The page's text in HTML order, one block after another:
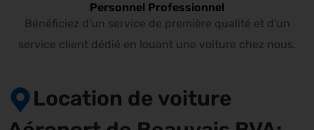
Personnel Professionnel
Bénéficiez d'un service de première qualité et d'un
service client dédié en louant une voiture chez nous.
Location de voiture